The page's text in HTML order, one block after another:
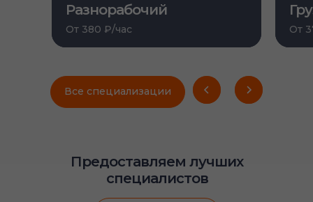
От
Разнорабочий
От 380 ₽/час
Все специализации
Предоставляем лучших
специалистов